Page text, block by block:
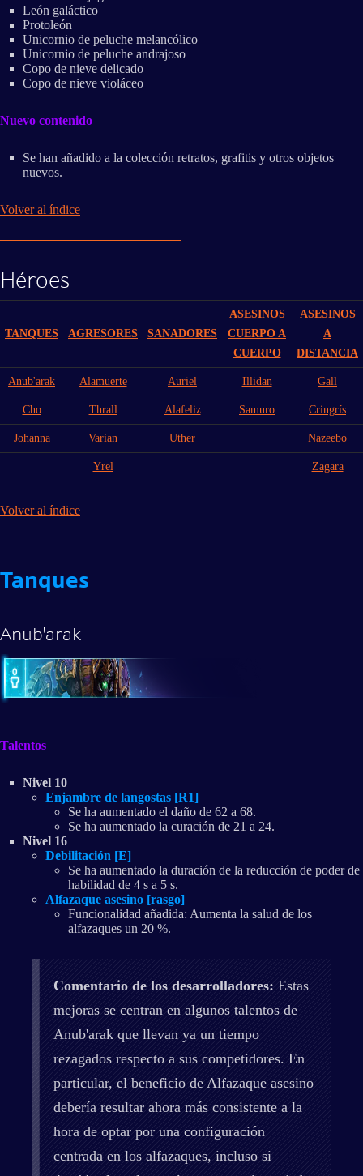
León galáctico
Protoleón
Unicornio de peluche melancólico
Unicornio de peluche andrajoso
Copo de nieve delicado
Copo de nieve violáceo
Nuevo contenido
Se han añadido a la colección retratos, grafitis y otros objetos
nuevos.
Volver al índice
Héroes
TANQUES AGRESORES SANADORES
ASESINOS
CUERPO A
CUERPO
ASESINOS
A
DISTANCIA
Anub'arak Alamuerte Auriel Illidan Gall
Cho Thrall Alafeliz Samuro Cringrís
Johanna Varian Uther Nazeebo
Yrel Zagara
Volver al índice
Tanques
Anub'arak
Talentos
Nivel 10
Enjambre de langostas [R1]
Se ha aumentado el daño de 62 a 68.
Se ha aumentado la curación de 21 a 24.
Nivel 16
Debilitación [E]
Se ha aumentado la duración de la reducción de poder de
habilidad de 4 s a 5 s.
Alfazaque asesino [rasgo]
Funcionalidad añadida: Aumenta la salud de los
alfazaques un 20 %.
Comentario de los desarrolladores: Estas
mejoras se centran en algunos talentos de
Anub'arak que llevan ya un tiempo
rezagados respecto a sus competidores. En
particular, el beneficio de Alfazaque asesino
debería resultar ahora más consistente a la
hora de optar por una configuración
centrada en los alfazaques, incluso si